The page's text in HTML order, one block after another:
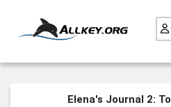
ВСЕ ИГРЫElena's Journal 2: